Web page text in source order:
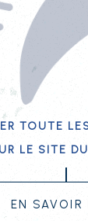
toute
le site du
En savoir